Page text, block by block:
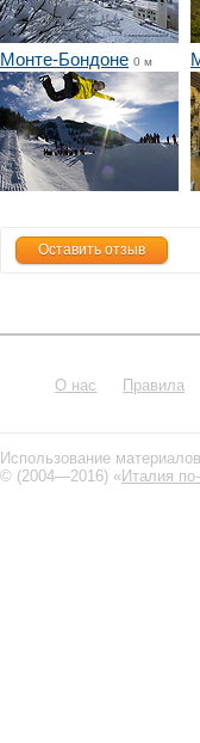
Монте-Бондоне 0 м
Оставить отзыв
О нас Правила
Использование
© (2004—2016) «Италия